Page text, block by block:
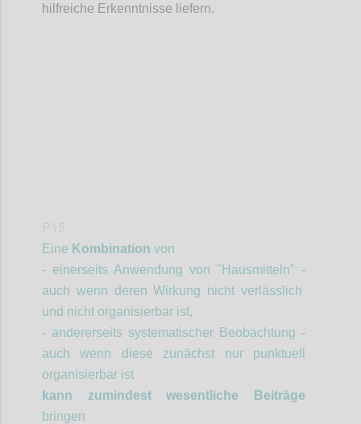
hilfreiche Erkenntnisse liefern.
Eine Kombination von
- einerseits Anwendung von "Hausmitteln" -
auch wenn deren Wirkung nicht verlässlich
und nicht organisierbar ist,
- andererseits systematischer Beobachtung -
auch wenn diese zunächst nur punktuell
organisierbar ist
kann zumindest wesentliche Beiträge
bringen